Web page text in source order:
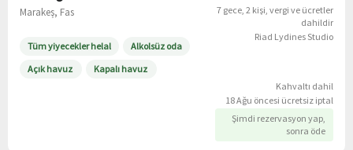
Marakeş, Fas
Tüm yiyecekler helal
Alkolsüz oda
Açık havuz
Kapalı havuz
7 gece 2 kişi vergi ve ücretler
dahildir
Riad Lydines Studio
Kahvaltı dahil
18 Ağu öncesi ücretsiz iptal
Şimdi rezervasyon yap,
sonra öde